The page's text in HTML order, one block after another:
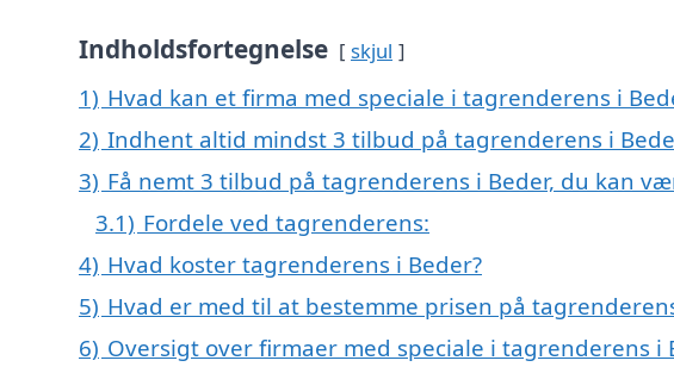
Indholdsfortegnelse skjul
1) Hvad kan et firma med speciale i tagrenderens i
2) Indhent altid mindst 3 tilbud på tagrenderens i
3) Få nemt 3 tilbud på tagrenderens i Beder, du kan
3.1) Fordele ved tagrenderens:
4) Hvad koster tagrenderens i Beder?
5) Hvad er med til at bestemme prisen på
6) Oversigt over firmaer med speciale i tagrenderens i